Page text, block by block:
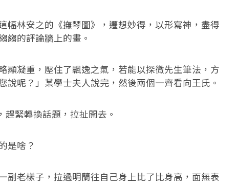
林安之的《撫琴圖》，遷想妙得，以形寫神，盡得
縐的評論牆上的畫。
凝重，壓住了飄逸之氣，若能以探微先生筆法，方
說呢？」某學士夫人說完，然後兩個一齊看向王氏。
緊轉換話題，拉扯開去。
是啥？
老樣子，拉過明蘭往自己身上比了比身高，面無表